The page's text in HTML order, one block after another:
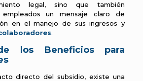
legal, sino que también
un mensaje claro de
en el manejo de sus ingresos y
.
los Beneficios para
directo del subsidio, existe una